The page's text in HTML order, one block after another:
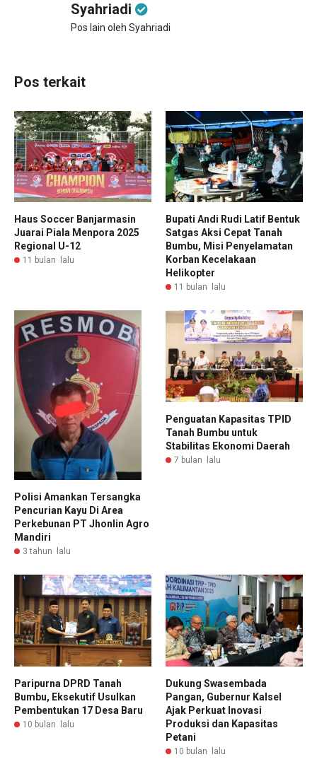
Syahriadi
Pos lain oleh Syahriadi
Pos terkait
Haus Soccer Banjarmasin
Juarai Piala Menpora 2025
Regional U-12
11 bulan lalu
Bupati Andi Rudi Latif Bentuk
Satgas Aksi Cepat Tanah
Bumbu, Misi Penyelamatan
Korban Kecelakaan
Helikopter
11 bulan lalu
Polisi Amankan Tersangka
Pencurian Kayu Di Area
Perkebunan PT Jhonlin Agro
Mandiri
3 tahun lalu
Penguatan Kapasitas TPID
Tanah Bumbu untuk
Stabilitas Ekonomi Daerah
7 bulan lalu
Paripurna DPRD Tanah
Bumbu, Eksekutif Usulkan
Pembentukan 17 Desa Baru
10 bulan lalu
Dukung Swasembada
Pangan, Gubernur Kalsel
Ajak Perkuat Inovasi
Produksi dan Kapasitas
Petani
10 bulan lalu